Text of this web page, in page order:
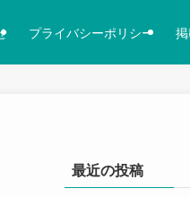
プライバシーポリシー
最近の投稿